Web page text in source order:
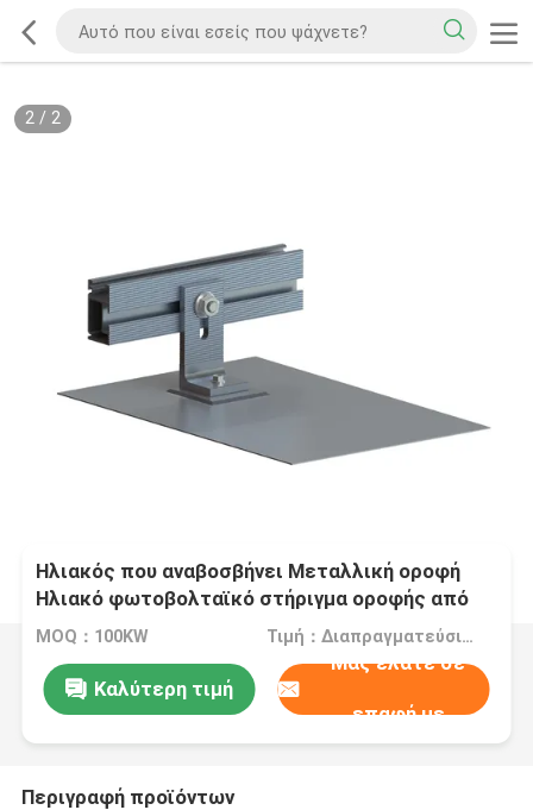
2/ 2
Ηλιακός που αναβοσβήνει Μεταλλική οροφή
Ηλιακό φωτοβολταϊκό στήριγμα οροφής από
κασσίτερο
MOQ：100KW Τιμή：Διαπραγματεύσιμα
Καλύτερη τιμή
Μας ελάτε σε
επαφή με
Περιγραφή προϊόντων